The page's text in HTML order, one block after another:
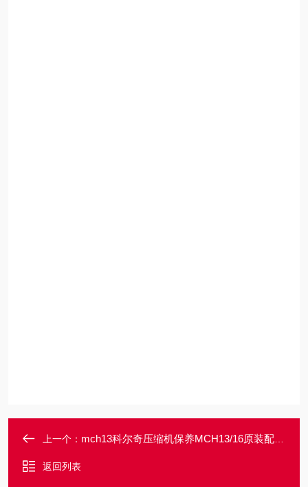
上一个： mch13科尔奇压缩机保养MCH13/16原装配件耗材
返回列表